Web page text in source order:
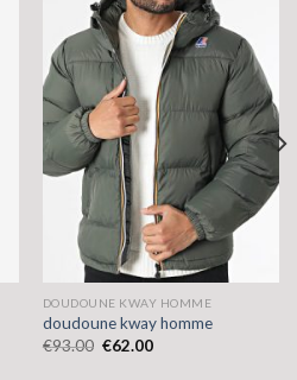
DOUDOUNE KWAY HOMME
doudoune kway homme
€93.00 €62.00